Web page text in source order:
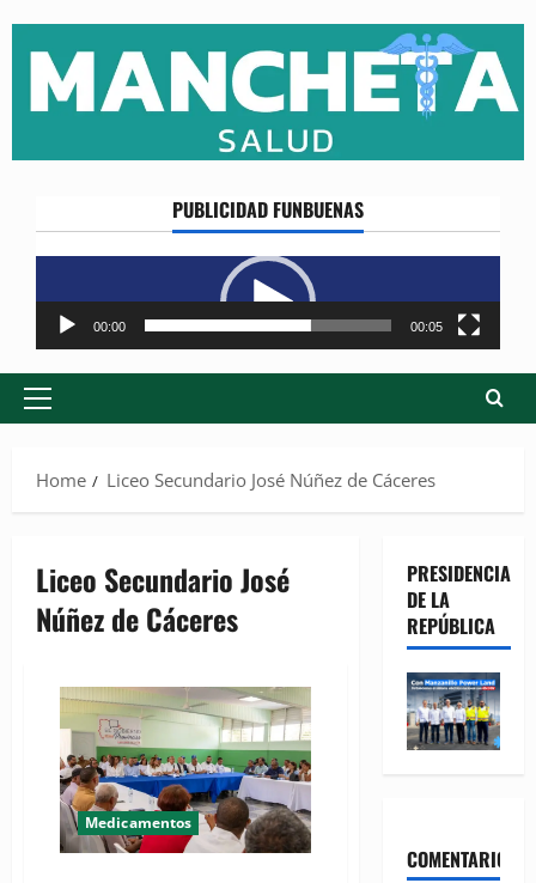
content
PUBLICIDAD FUNBUENAS
Reproductor
de
vídeo
00:00 00:05
Primary
Home
Liceo Secundario José Núñez de Cáceres
Liceo Secundario José
Núñez de Cáceres
Medicamentos
PRESIDENCIA
DE LA
REPÚBLICA
COMENTARIOS